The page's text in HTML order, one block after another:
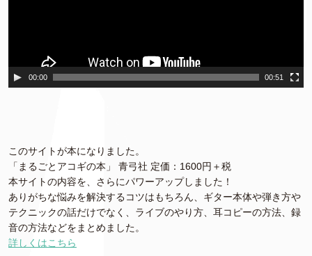
00:00 00:51
このサイトが本になりました。
「まるごとアコギの本」 青弓社 定価：1600円＋税
本サイトの内容を、さらにパワーアップしました！
ありがちな悩みを解決するコツはもちろん、ギター本体や弾き方や
テクニックの話だけでなく、ライブのやり方、耳コピーの方法、録
音の方法などをまとめました。
詳しくはこちら